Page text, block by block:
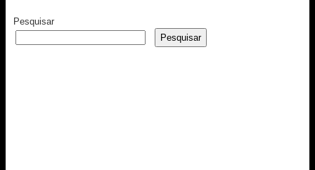
Pesquisar
Pesquisar